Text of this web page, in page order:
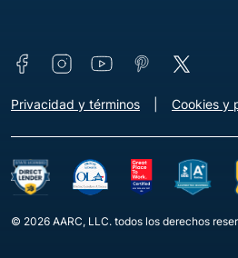
Connect with us
Footer - Extra Links [v3]
Privacidad y términos Cookies y
© 2026 AARC, LLC. todos los derechos